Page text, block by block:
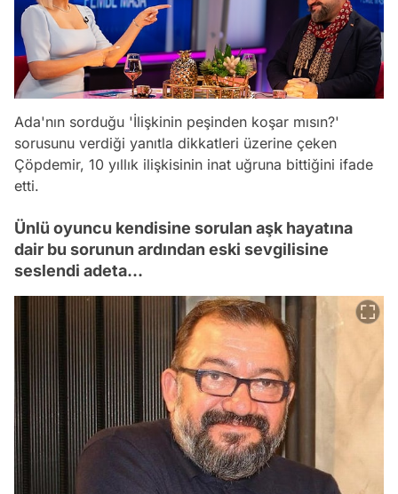
Ada'nın sorduğu 'İlişkinin peşinden koşar mısın?'
sorusunu verdiği yanıtla dikkatleri üzerine çeken
Çöpdemir, 10 yıllık ilişkisinin inat uğruna bittiğini ifade
etti.
Ünlü oyuncu kendisine sorulan aşk hayatına
dair bu sorunun ardından eski sevgilisine
seslendi adeta...